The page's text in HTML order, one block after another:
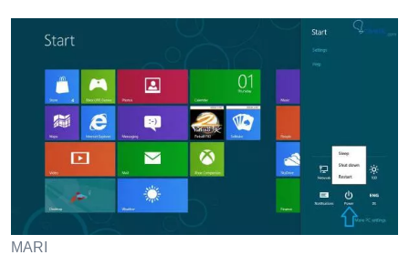
MARI